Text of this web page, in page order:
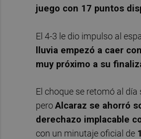
juego con 17 puntos
El 4-3 le dio impulso al
lluvia empezó a caer
muy próximo a su
El choque se retomó al
peroAlcaraz se ahorró
derechazo implacable
con un minutaje oficial de